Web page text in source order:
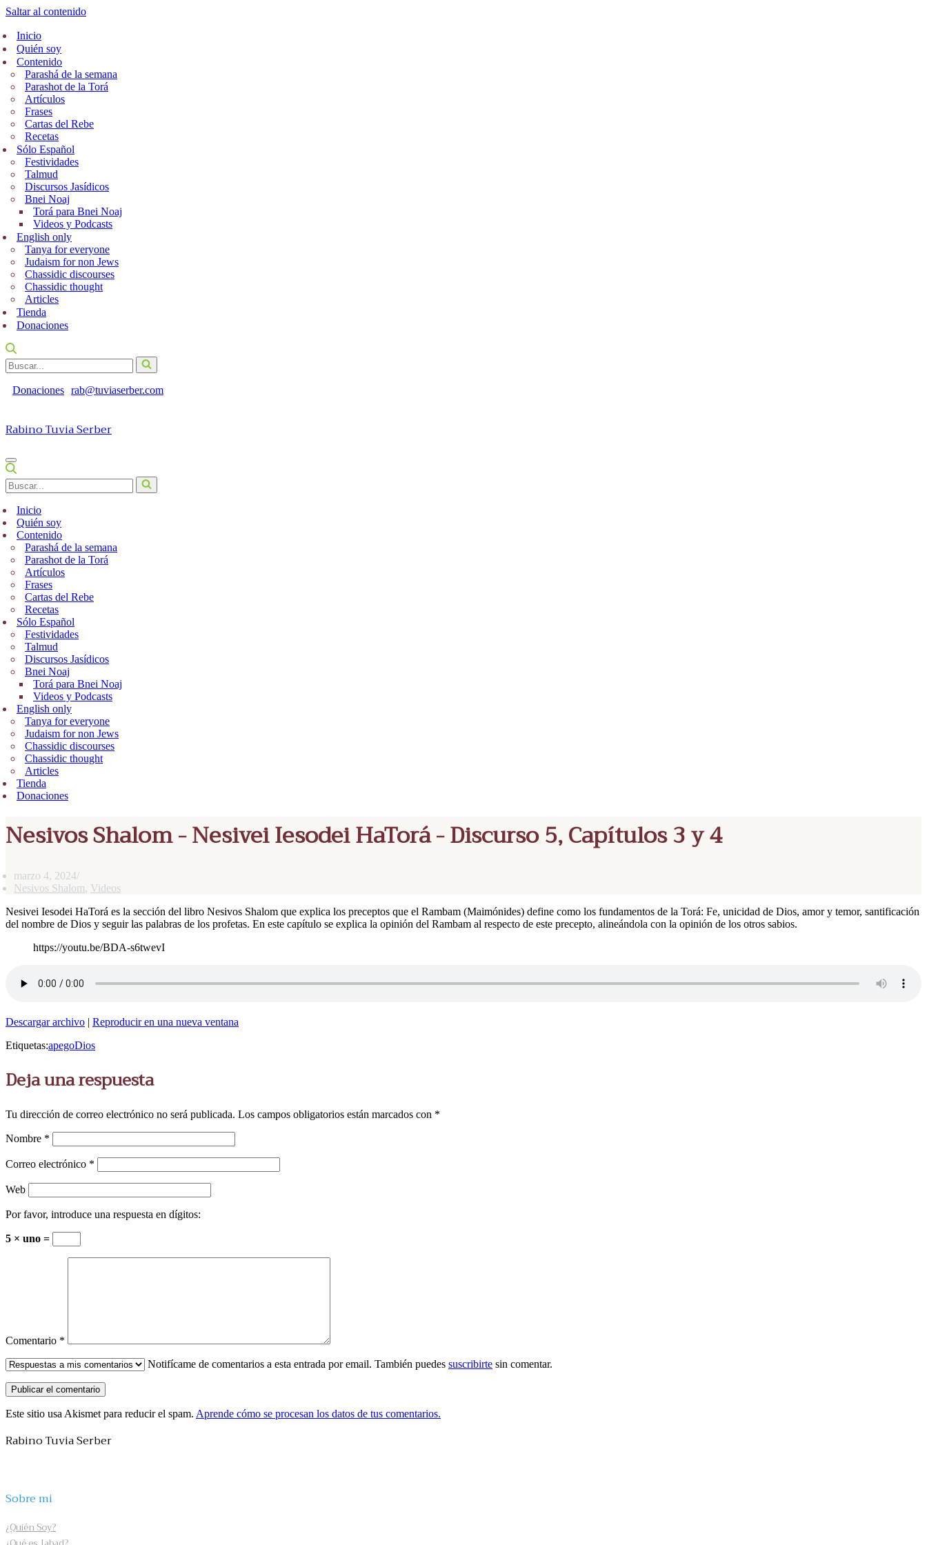
Saltar al contenido
Inicio
Quién soy
Contenido
Parashá de la semana
Parashot de la Torá
Artículos
Frases
Cartas del Rebe
Recetas
Sólo Español
Festividades
Talmud
Discursos Jasídicos
Bnei Noaj
Torá para Bnei Noaj
Videos y Podcasts
English only
Tanya for everyone
Judaism for non Jews
Chassidic discourses
Chassidic thought
Articles
Tienda
Donaciones
Buscar...
Donaciones rab@tuviaserber.com
Rabino Tuvia Serber
Menú
de
navegación
Buscar...
Inicio
Quién soy
Contenido
Parashá de la semana
Parashot de la Torá
Artículos
Frases
Cartas del Rebe
Recetas
Sólo Español
Festividades
Talmud
Discursos Jasídicos
Bnei Noaj
Torá para Bnei Noaj
Videos y Podcasts
English only
Tanya for everyone
Judaism for non Jews
Chassidic discourses
Chassidic thought
Articles
Tienda
Donaciones
Nesivos Shalom - Nesivei Iesodei HaTorá - Discurso 5, Capítulos 3 y 4
marzo 4, 2024
Nesivos Shalom, Videos
Nesivei Iesodei HaTorá es la sección del libro Nesivos Shalom que explica los preceptos que el Rambam (Maimónides) define como los fundamentos de la Torá: Fe, unicidad de Dios, amor y temor, santificación
del nombre de Dios y seguir las palabras de los profetas. En este capítulo se explica la opinión del Rambam al respecto de este precepto, alineándola con la opinión de los otros sabios.
https://youtu.be/BDA-s6twevI
Descargar archivo | Reproducir en una nueva ventana
Etiquetas:apegoDios
Deja una respuesta
Tu dirección de correo electrónico no será publicada. Los campos obligatorios están marcados con *
Nombre *
Correo electrónico *
Web
Por favor, introduce una respuesta en dígitos:
5 × uno =
Comentario *
Notifícame de comentarios a esta entrada por email. También puedes suscribirte sin comentar.
Este sitio usa Akismet para reducir el spam. Aprende cómo se procesan los datos de tus comentarios.
Rabino Tuvia Serber
Sobre mi
¿Quién Soy?